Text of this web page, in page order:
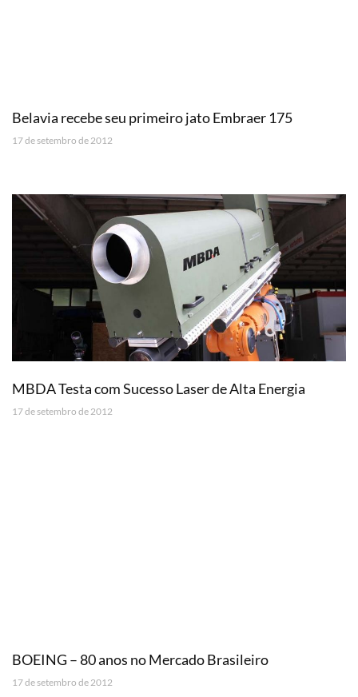
Belavia recebe seu primeiro jato Embraer 175
17 de setembro de 2012
MBDA Testa com Sucesso Laser de Alta Energia
17 de setembro de 2012
BOEING – 80 anos no Mercado Brasileiro
17 de setembro de 2012